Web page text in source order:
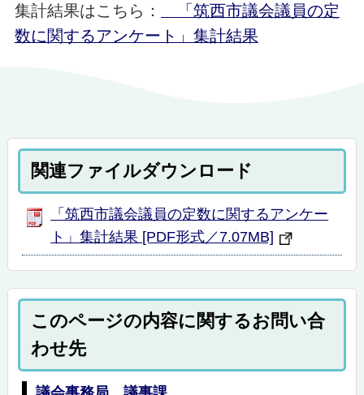
集計結果はこちら：
「筑西市議会議員の定
数に関するアンケート」集計結果
関連ファイルダウンロード
「筑西市議会議員の定数に関するアンケー
ト」集計結果 [PDF形式／7.07MB]
このページの内容に関するお問い合
わせ先